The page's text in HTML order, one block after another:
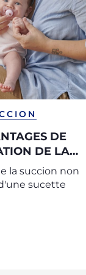
DE
DE LA
!
la succion non
sucette